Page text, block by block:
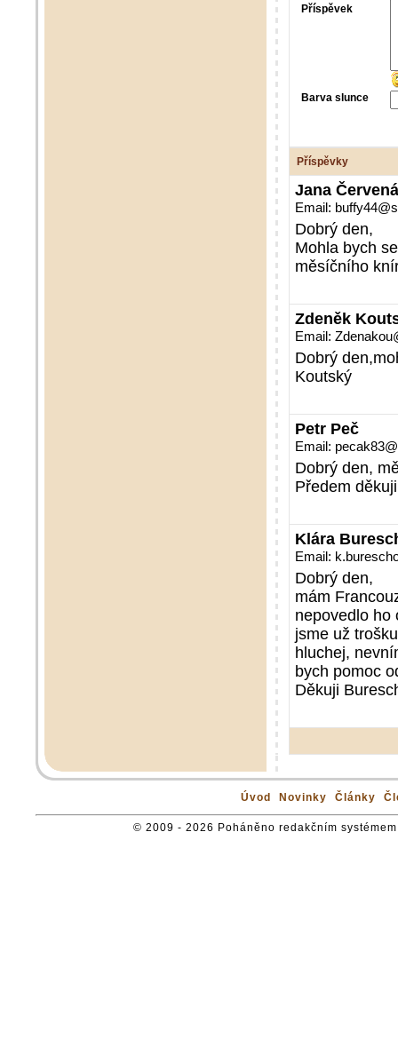
Příspěvek
Barva slunce
Příspěvky
Jana Červená
Email:
Dobrý den,
Mohla bych
měsíčního
Zdeněk
Email:
Dobrý
Koutský
Petr Peč
Email:
Dobrý den,
Předem
Klára
Email:
Dobrý den,
mám
nepovedlo ho
jsme už
hluchej,
bych pomoc
Děkuji
Úvod Novinky Články
© 2009 - 2026 Poháněno redakčním